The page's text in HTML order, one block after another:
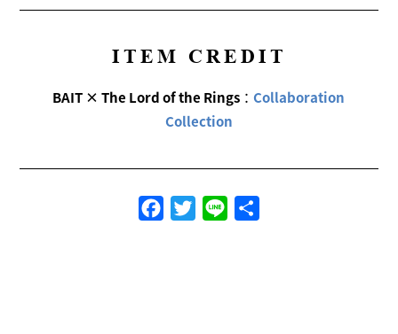
ITEM CREDIT
BAIT × The Lord of the Rings ：Collaboration
Collection
FacebookTwitterLine